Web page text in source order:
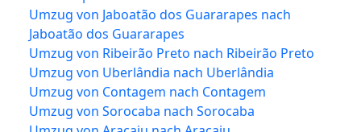
Umzug von Jaboatão dos Guararapes nach
Jaboatão dos Guararapes
Umzug von Ribeirão Preto nach Ribeirão Preto
Umzug von Uberlândia nach Uberlândia
Umzug von Contagem nach Contagem
Umzug von Sorocaba nach Sorocaba